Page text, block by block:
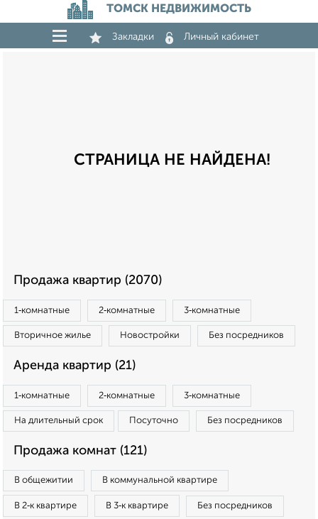
ТОМСК НЕДВИЖИМОСТЬ
Закладки Личный кабинет
СТРАНИЦА НЕ НАЙДЕНА!
Продажа квартир (2070)
1‑комнатные 2‑комнатные 3‑комнатные
Вторичное жилье Новостройки Без посредников
Аренда квартир (21)
1‑комнатные 2‑комнатные 3‑комнатные
На длительный срок Посуточно Без посредников
Продажа комнат (121)
В общежитии В коммунальной квартире
В 2‑к квартире В 3‑к квартире Без посредников